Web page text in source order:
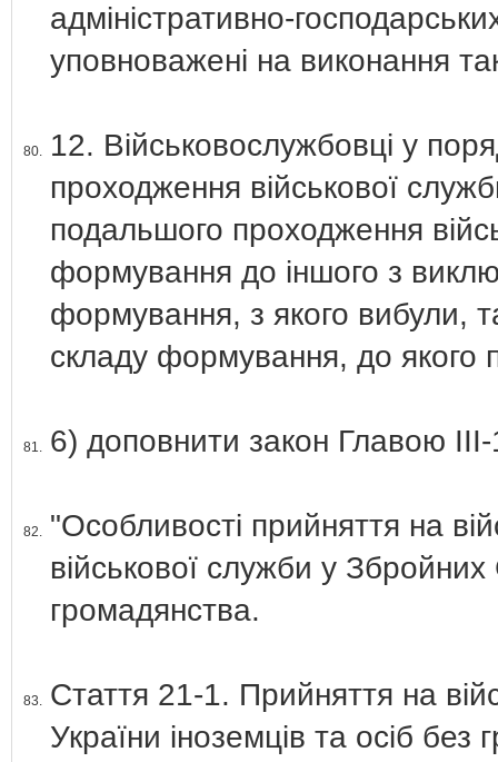
адміністративно-
уповноважені на виконання
80.
12. Військовослужбовці у
проходження військової
подальшого проходження
формування до іншого з
формування, з якого вибули,
складу формування, до якого
81. 6) доповнити закон Главою ІІІ-
82. "Особливості прийняття на
військової служби у
громадянства.
83. Стаття 21-1. Прийняття на
України іноземців та осіб без